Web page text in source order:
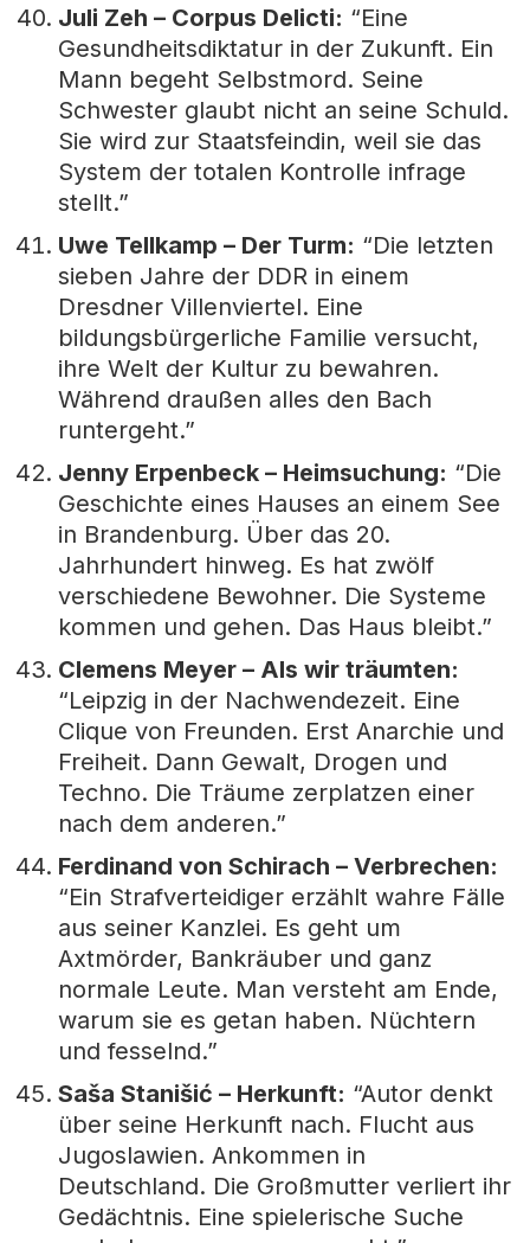
Juli Zeh – Corpus Delicti: “Eine
Gesundheitsdiktatur in der Zukunft. Ein
Mann begeht Selbstmord. Seine
Schwester glaubt nicht an seine Schuld.
Sie wird zur Staatsfeindin, weil sie das
System der totalen Kontrolle infrage
stellt.”
Uwe Tellkamp – Der Turm: “Die letzten
sieben Jahre der DDR in einem
Dresdner Villenviertel. Eine
bildungsbürgerliche Familie versucht,
ihre Welt der Kultur zu bewahren.
Während draußen alles den Bach
runtergeht.”
Jenny Erpenbeck – Heimsuchung: “Die
Geschichte eines Hauses an einem See
in Brandenburg. Über das 20.
Jahrhundert hinweg. Es hat zwölf
verschiedene Bewohner. Die Systeme
kommen und gehen. Das Haus bleibt.”
Clemens Meyer – Als wir träumten:
“Leipzig in der Nachwendezeit. Eine
Clique von Freunden. Erst Anarchie und
Freiheit. Dann Gewalt, Drogen und
Techno. Die Träume zerplatzen einer
nach dem anderen.”
Ferdinand von Schirach – Verbrechen:
“Ein Strafverteidiger erzählt wahre Fälle
aus seiner Kanzlei. Es geht um
Axtmörder, Bankräuber und ganz
normale Leute. Man versteht am Ende,
warum sie es getan haben. Nüchtern
und fesselnd.”
Saša Stanišić – Herkunft: “Autor denkt
über seine Herkunft nach. Flucht aus
Jugoslawien. Ankommen in
Deutschland. Die Großmutter verliert ihr
Gedächtnis. Eine spielerische Suche